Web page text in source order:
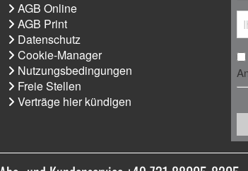
AGB Online
AGB Print
Datenschutz
Cookie-Manager
Nutzungsbedingungen
Freie Stellen
Verträge hier kündigen